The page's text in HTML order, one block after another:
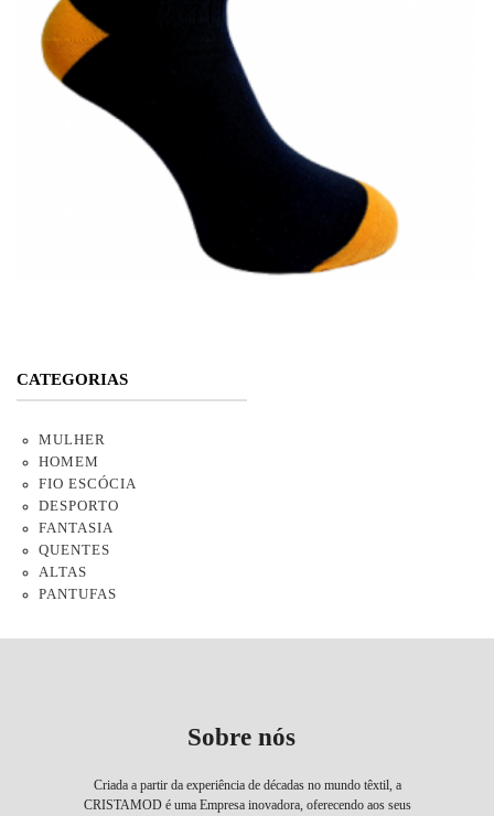
CATEGORIAS
MULHER
HOMEM
FIO ESCÓCIA
DESPORTO
FANTASIA
QUENTES
ALTAS
PANTUFAS
Sobre nós
Criada a partir da experiência de décadas no mundo têxtil, a
CRISTAMOD é uma Empresa inovadora, oferecendo aos seus